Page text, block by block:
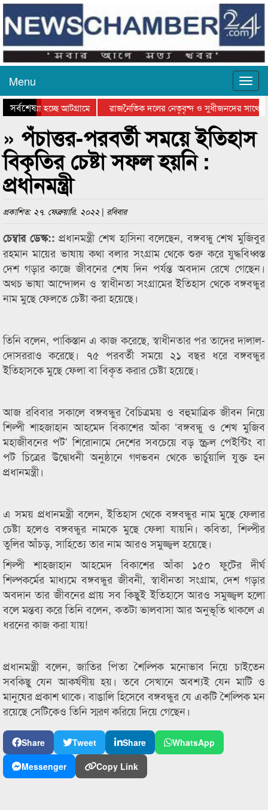
Menu
সর্বশেষ
যাওয়া হচ্ছে আটগ্রামে
রাজনৈতিক দলের নেতৃবৃন্দ ও সুধীজনদের সাথে
পুরস্কার বিতরণ সম্পন্ন
সিলেটে বাংলাদেশ গ্রুপ থিয়েটার ফেডারেশানের
» পঁচাত্তর-পরবর্তী সময়ে ইতিহাস
বিকৃতির চেষ্টা সফল হয়নি :
প্রধানমন্ত্রী
প্রকাশিত: ২৭. ফেব্রুয়ারি. ২০২২ | রবিবার
চেম্বার ডেস্ক::প্রধানমন্ত্রী শেখ হাসিনা বলেছেন, বঙ্গবন্ধু শেখ মুজিবুর
রহমান মায়ের ভাষায় কথা বলার সংগ্রাম থেকে শুরু করে যুদ্ধবিধ্বস্ত
দেশ গড়ার কাজে জীবনের শেষ দিন পর্যন্ত অবদান রেখে গেছেন।
অথচ ভাষা আন্দোলন ও স্বাধীনতা সংগ্রামের ইতিহাস থেকে বঙ্গবন্ধুর
নাম মুছে ফেলতে চেষ্টা করা হয়েছে।
তিনি বলেন, পাকিস্তান এ কাজ করেছে, স্বাধীনতার পর তাদের দালাল-
দোসররাও করেছে। ৭৫ পরবর্তী সময়ে ২১ বছর ধরে বঙ্গবন্ধুর
ইতিহাসকে মুছে ফেলা বা বিকৃত করার চেষ্টা হয়েছে।
আজ রবিবার সকালে বঙ্গবন্ধুর বৈচিত্রময় ও বহুমাত্রিক জীবন নিয়ে
শিল্পী শাহজাহান আহমেদ বিকাশের আঁকা ‘বঙ্গবন্ধু ও শেখ মুজিব
মহাজীবনের পট’ শিরোনামে দেশের সবচেয়ে বড় স্ক্রল পেইন্টিং বা
পট চিত্রের উদ্বোধনী অনুষ্ঠানে গণভবন থেকে ভার্চুয়ালি যুক্ত হন
প্রধানমন্ত্রী।
এ সময় প্রধানমন্ত্রী বলেন, ইতিহাস থেকে বঙ্গবন্ধুর নাম মুছে ফেলার
চেষ্টা হলেও বঙ্গবন্ধুর নামকে মুছে ফেলা যায়নি। কবিতা, শিল্পীর
তুলির আঁচড়, সাহিত্যে তার নাম আরও সমুজ্জ্বল হয়েছে।
শিল্পী শাহজাহান আহমেদ বিকাশের আঁকা ১৫০ ফুটের দীর্ঘ
শিল্পকর্মের মাধ্যমে বঙ্গবন্ধুর জীবনী, স্বাধীনতা সংগ্রাম, দেশ গড়ার
অবদান তার জীবনের প্রায় সব কিছুই ইতিহাসে আরও সমুজ্জ্বল হলো
বলে মন্তব্য করে তিনি বলেন, কতটা ভালবাসা আর অনুভূতি থাকলে এ
ধরনের কাজ করা যায়!
প্রধানমন্ত্রী বলেন, জাতির পিতা শৈল্পিক মনোভাব নিয়ে চাইতেন
সবকিছু যেন আকর্ষণীয় হয়। তবে সেখানে অবশ্যই যেন মাটি ও
মানুষের প্রকাশ থাকে। বাঙালি হিসেবে বঙ্গবন্ধুর যে একটি শৈল্পিক মন
রয়েছে সেটিকেও তিনি স্মরণ করিয়ে দিয়ে গেছেন।
Share Tweet Share
WhatsApp
Messenger
Copy Link